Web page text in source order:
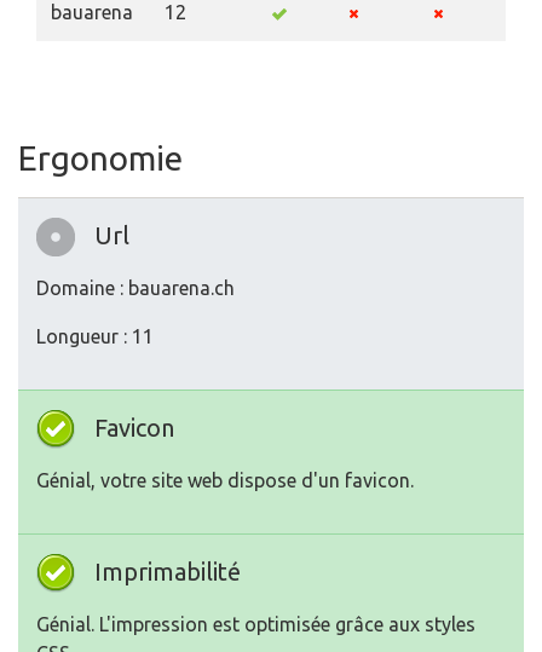
bauarena 12
Ergonomie
Url
Domaine : bauarena.ch
Longueur : 11
Favicon
Génial, votre site web dispose d'un favicon.
Imprimabilité
Génial. L'impression est optimisée grâce aux styles